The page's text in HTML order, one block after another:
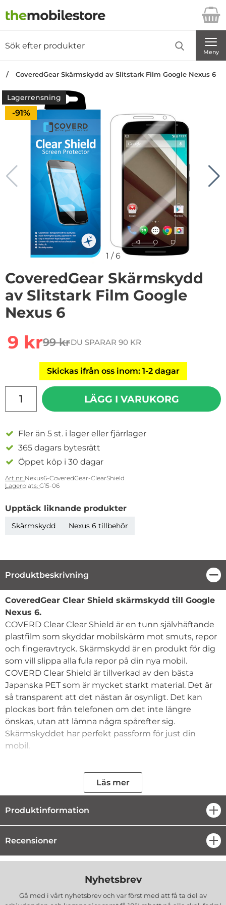
Startsidan för Danira Telecom AB
Meny
CoveredGear Skärmskydd av Slitstark Film Google Nexus 6
Lagerrensning
Priset är nedsatt med
-91%
1 /6
CoveredGear Skärmskydd
av Slitstark Film Google
Nexus 6
rea pris
9 krtidigare pris
99 krDU SPARAR 90 KR
Skickas ifrån oss inom: 1-2 dagar
LÄGG I VARUKORG
Fler än 5 st. i lager eller fjärrlager
365 dagars bytesrätt
Öppet köp i 30 dagar
Art nr: Nexus6-CoveredGear-ClearShield
Lagerplats: G15-06
Upptäck liknande produkter
Skärmskydd Nexus 6 tillbehör
Produktbeskrivning
Produktbeskrivning
CoveredGear Clear Shield skärmskydd till Google
Nexus 6.
COVERD Clear Clear Shield är en tunn självhäftande
plastfilm som skyddar mobilskärm mot smuts, repor
och fingeravtryck. Skärmskydd är en produkt för dig
som vill slippa alla fula repor på din nya mobil.
COVERD Clear Shield är tillverkad av den bästa
Japanska PET som är mycket starkt material. Det är
så transparent att det nästan är osynligt. Det kan
plockas bort från telefonen om det inte längre
önskas, utan att lämna några spårefter sig.
Skärmskyddet har perfekt passform för just din
mobil.
- Skyddar mot repor på displayen
- Skyddar mot smuts
- Enkel att applicera med hjälp av Rapid Application
- Transparent
- Perfekt passform
- Reptålig beläggning
- Lämnar inget lim eller klister efter sig
- Utvecklad och designad i Sverige av
Läs mer
Produktinformation
Recensioner
Nyhetsbrev
Gå med i vårt nyhetsbrev och var först med att få ta del av